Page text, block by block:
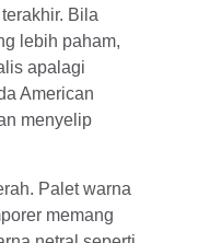
Bila
lebih paham,
apalagi
American
menyelip
Palet warna
memang